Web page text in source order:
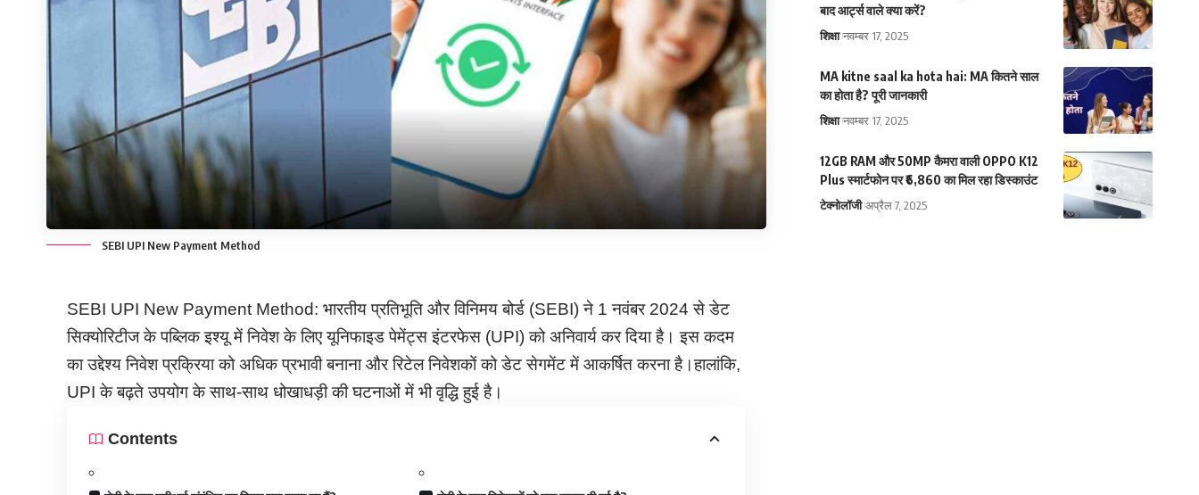
SEBI UPI New Payment Method
SEBI UPI New Payment Method: भारतीय प्रतिभूति और विनिमय बोर्ड (SEBI) ने 1 नवंबर 2024 से डेट
सिक्योरिटीज के पब्लिक इश्यू में निवेश के लिए यूनिफाइड पेमेंट्स इंटरफेस (UPI) को अनिवार्य कर दिया है। इस कदम
का उद्देश्य निवेश प्रक्रिया को अधिक प्रभावी बनाना और रिटेल निवेशकों को डेट सेगमेंट में आकर्षित करना है।हालांकि,
UPI के बढ़ते उपयोग के साथ-साथ धोखाधड़ी की घटनाओं में भी वृद्धि हुई है।
Contents
बाद आर्ट्स वाले क्या करें?
शिक्षा नवम्बर 17, 2025
MA kitne saal ka hota hai: MA कितने साल
का होता है? पूरी जानकारी
शिक्षा नवम्बर 17, 2025
12GB RAM और 50MP कैमरा वाली OPPO K12
Plus स्मार्टफोन पर ₹6,860 का मिल रहा डिस्काउंट
टेक्नोलॉजी अप्रैल 7, 2025